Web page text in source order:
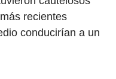
recientes
conducirían a un